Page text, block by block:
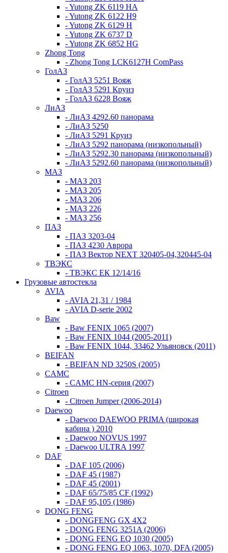
- Yutong ZK 6119 HA
- Yutong ZK 6122 H9
- Yutong ZK 6129 H
- Yutong ZK 6737 D
- Yutong ZK 6852 HG
Zhong Tong
- Zhong Tong LCK6127H ComPass
ГолАЗ
- ГолАЗ 5251 Вояж
- ГолАЗ 5291 Круиз
- ГолАЗ 6228 Вояж
ЛиАЗ
- ЛиАЗ 4292.60 панорама
- ЛиАЗ 5250
- ЛиАЗ 5291 Круиз
- ЛиАЗ 5292 панорама (низкопольный)
- ЛиАЗ 5292.30 панорама (низкопольный)
- ЛиАЗ 5292.60 панорама (низкопольный)
МАЗ
- МАЗ 203
- МАЗ 205
- МАЗ 206
- МАЗ 226
- МАЗ 256
ПАЗ
- ПАЗ 3203-04
- ПАЗ 4230 Аврора
- ПАЗ Вектор NEXT 320405-04,320445-04
ТВЭКС
- ТВЭКС ЕК 12/14/16
Грузовые автостекла
AVIA
- AVIA 21,31 / 1984
- AVIA D-serie 2002
Baw
- Baw FENIX 1065 (2007)
- Baw FENIX 1044 (2005-2011)
- Baw FENIX 1044, 33462 Ульяновск (2011)
BEIFAN
- BEIFAN ND 3250S (2005)
CAMC
- CAMC HN-серия (2007)
Citroen
- Citroen Jumper (2006-2014)
Daewoo
- Daewoo DAEWOO PRIMA (широкая
кабина ) 2010
- Daewoo NOVUS 1997
- Daewoo ULTRA 1997
DAF
- DAF 105 (2006)
- DAF 45 (1987)
- DAF 45 (2001)
- DAF 65/75/85 CF (1992)
- DAF 95,105 (1986)
DONG FENG
- DONGFENG GX 4X2
- DONG FENG 3251A (2006)
- DONG FENG EQ 1030 (2005)
- DONG FENG EQ 1063, 1070, DFA (2005)